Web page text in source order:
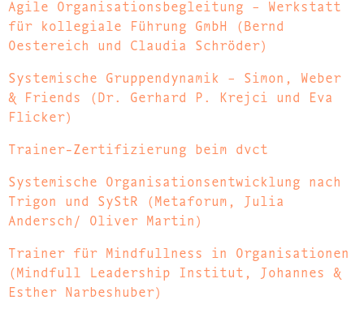
Agile Organisationsbegleitung – Werkstatt
für kollegiale Führung GmbH (Bernd
Oestereich und Claudia Schröder)
Systemische Gruppendynamik – Simon, Weber
& Friends (Dr. Gerhard P. Krejci und Eva
Flicker)
Trainer-Zertifizierung beim dvct
Systemische Organisationsentwicklung nach
Trigon und SyStR (Metaforum, Julia
Andersch/ Oliver Martin)
Trainer für Mindfullness in Organisationen
(Mindfull Leadership Institut, Johannes &
Esther Narbeshuber)